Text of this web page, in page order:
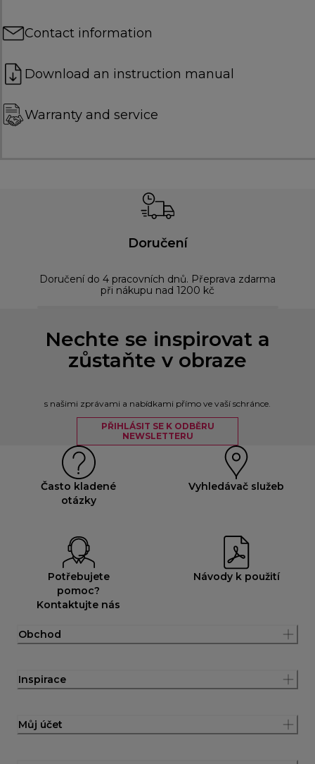
Contact information
Download an instruction manual
Warranty and service
Doručení
Doručení do 4 pracovních dnů. Přeprava zdarma
při nákupu nad 1200 kč
Nechte se inspirovat a
zůstaňte v obraze
s našimi zprávami a nabídkami přímo ve vaší schránce.
PŘIHLÁSIT SE K ODBĚRU
NEWSLETTERU
Často kladené
otázky
Vyhledávač služeb
Potřebujete
pomoc?
Kontaktujte nás
Návody k použití
Obchod
Inspirace
Můj účet